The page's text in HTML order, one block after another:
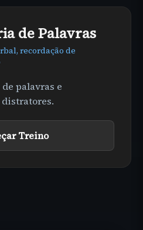
de Palavras
recordação de
palavras e
Treino